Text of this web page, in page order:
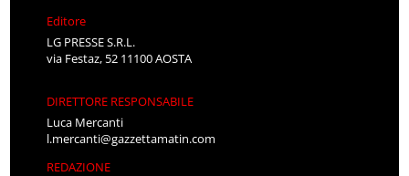
Editore
LG PRESSE S.R.L.
via Festaz, 52 11100 AOSTA
DIRETTORE RESPONSABILE
Luca Mercanti
l.mercanti@gazzettamatin.com
REDAZIONE